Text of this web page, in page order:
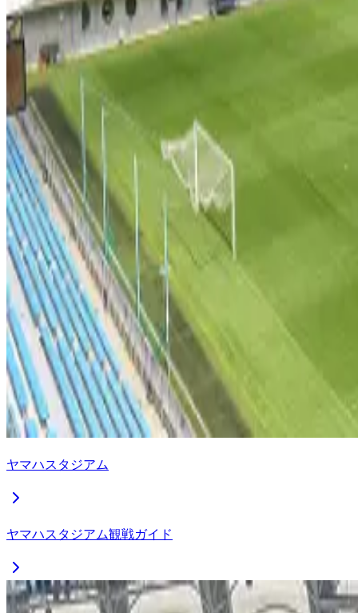
ヤマハスタジアム
ヤマハスタジアム観戦ガイド